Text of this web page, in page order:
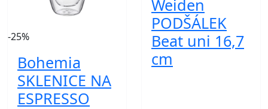
-25%
Bohemia
SKLENICE NA
ESPRESSO
Weiden
PODŠÁLEK
Beat uni 16,7
cm